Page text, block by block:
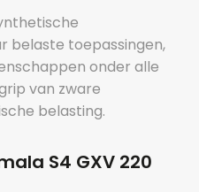
belaste toepassingen,
onder alle
van zware
belasting.
S4 GXV 220